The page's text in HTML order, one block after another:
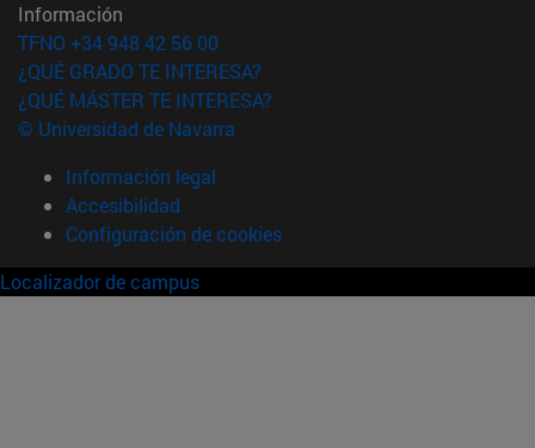
Información
TFNO +34 948 42 56 00
¿QUÉ GRADO TE INTERESA?
¿QUÉ MÁSTER TE INTERESA?
© Universidad de Navarra
Información legal
Accesibilidad
Configuración de cookies
Localizador de campus